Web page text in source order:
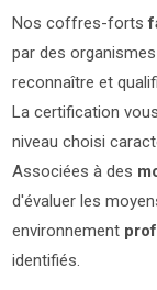
Nos coffres-forts
par des
reconnaître et
La certification
niveau choisi
Associées à des
d'évaluer les
environnement
identifiés.